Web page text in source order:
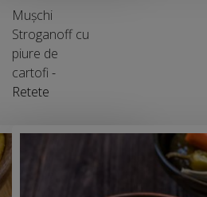
Mușchi
Stroganoff cu
piure de
cartofi -
Retete